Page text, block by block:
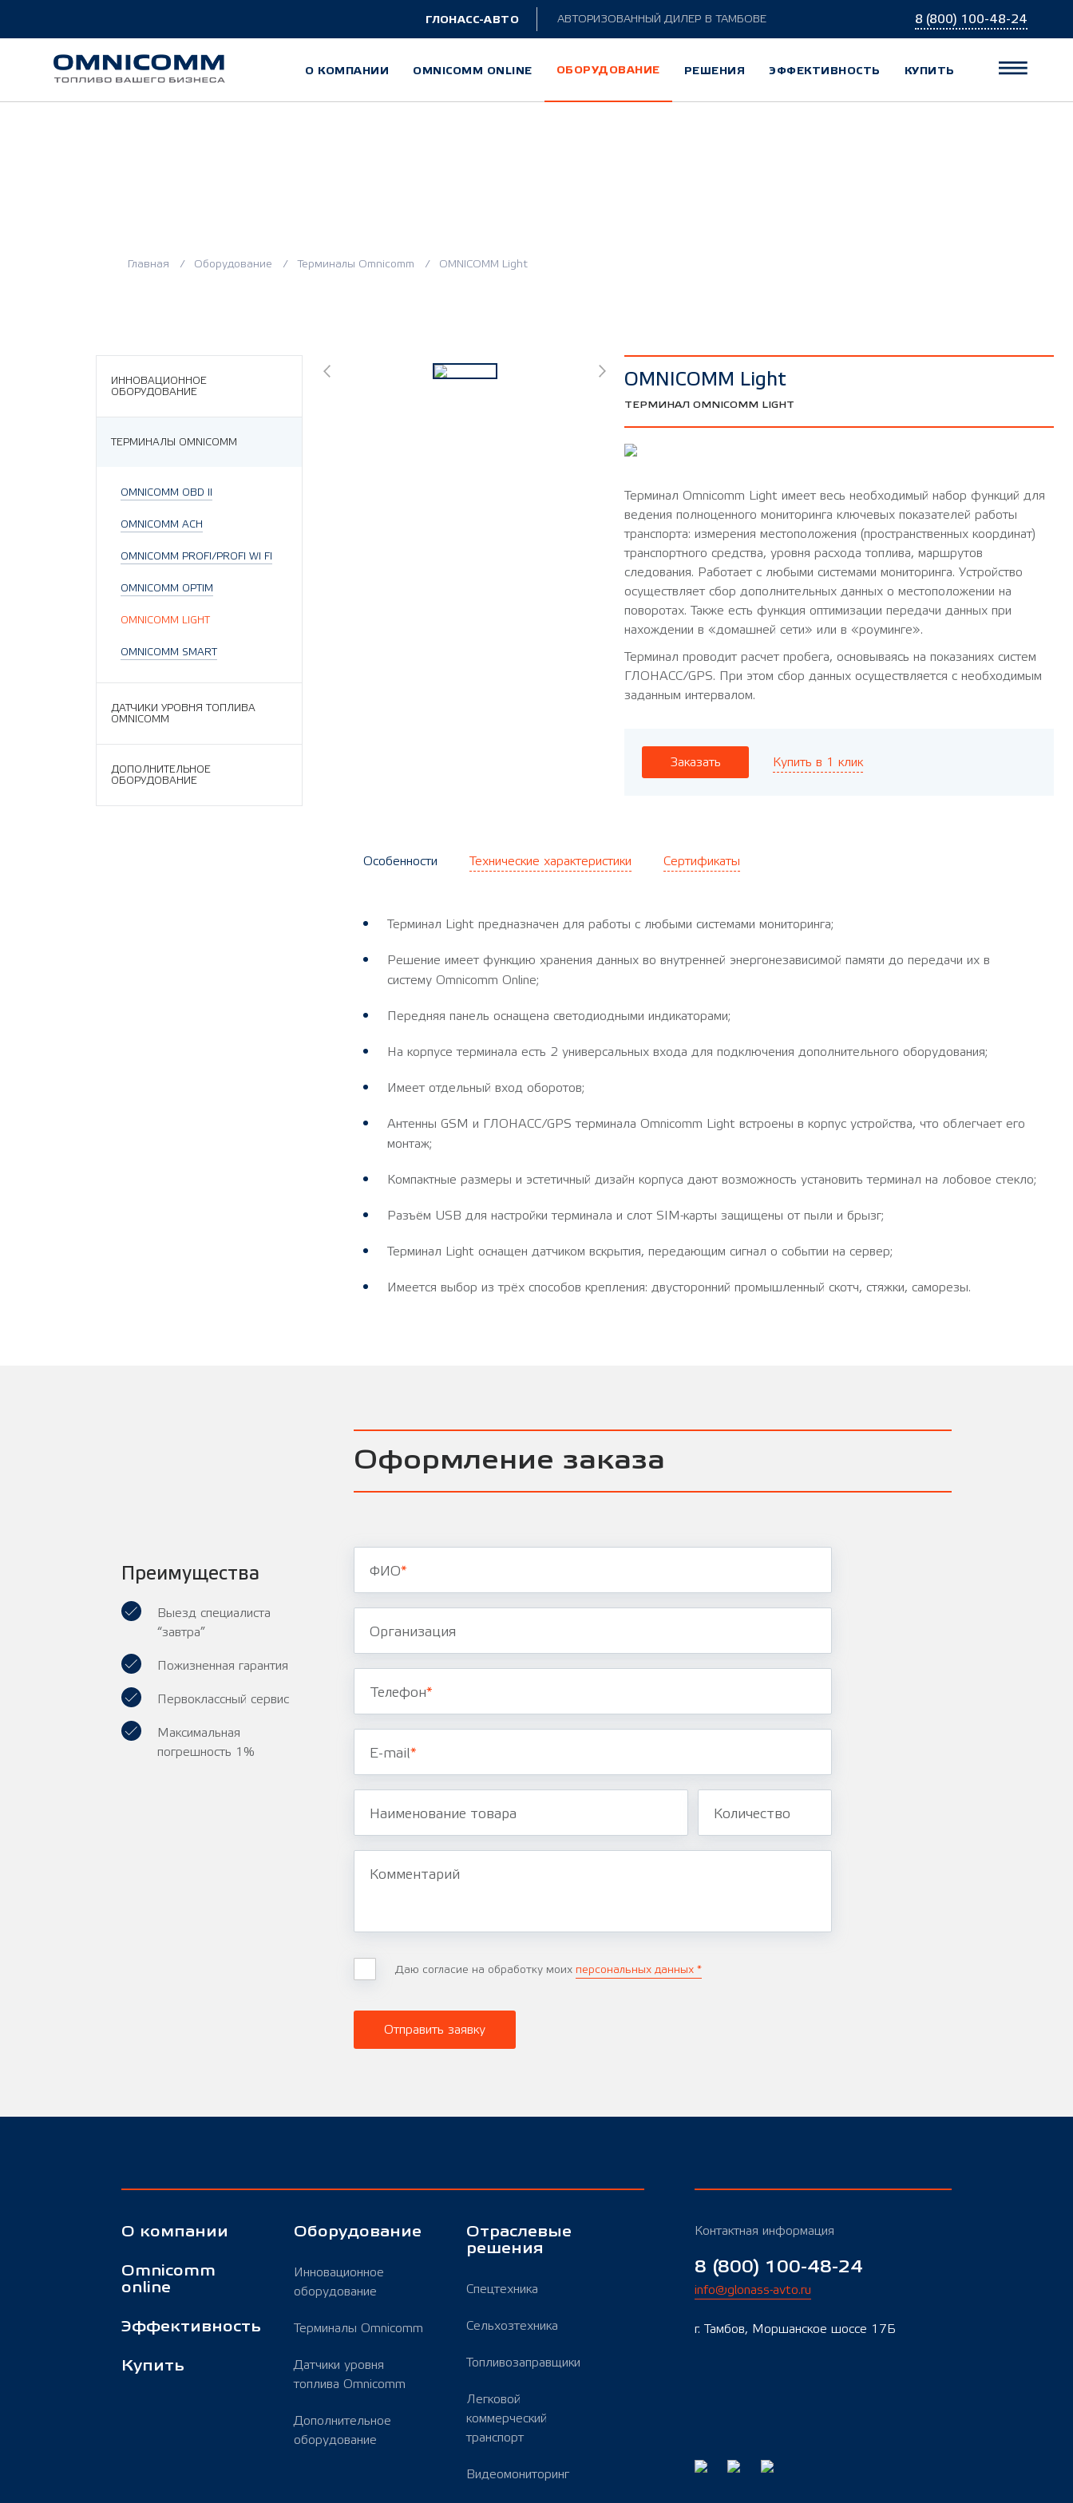
8 (800) 100-48-24
ГЛОНАСС-АВТО АВТОРИЗОВАННЫЙ ДИЛЕР В ТАМБОВЕ
О КОМПАНИИ OMNICOMM ONLINE ОБОРУДОВАНИЕ РЕШЕНИЯ ЭФФЕКТИВНОСТЬ КУПИТЬ
Главная Оборудование Терминалы Omnicomm OMNICOMM Light
ИННОВАЦИОННОЕ
ОБОРУДОВАНИЕ
ТЕРМИНАЛЫ OMNICOMM
OMNICOMM OBD II
OMNICOMM АСН
OMNICOMM PROFI/PROFI WI FI
OMNICOMM OPTIM
OMNICOMM LIGHT
OMNICOMM SMART
ДАТЧИКИ УРОВНЯ ТОПЛИВА
OMNICOMM
ДОПОЛНИТЕЛЬНОЕ
ОБОРУДОВАНИЕ
OMNICOMM Light
ТЕРМИНАЛ OMNICOMM LIGHT
Терминал Omnicomm Light имеет весь необходимый набор функций для
ведения полноценного мониторинга ключевых показателей работы
транспорта: измерения местоположения (пространственных координат)
транспортного средства, уровня расхода топлива, маршрутов
следования. Работает с любыми системами мониторинга. Устройство
осуществляет сбор дополнительных данных о местоположении на
поворотах. Также есть функция оптимизации передачи данных при
нахождении в «домашней сети» или в «роуминге».
Терминал проводит расчет пробега, основываясь на показаниях систем
ГЛОНАСС/GPS. При этом сбор данных осуществляется с необходимым
заданным интервалом.
Заказать Купить в 1 клик
Особенности Технические характеристики Сертификаты
Терминал Light предназначен для работы с любыми системами мониторинга;
Решение имеет функцию хранения данных во внутренней энергонезависимой памяти до передачи их в
систему Omnicomm Online;
Передняя панель оснащена светодиодными индикаторами;
На корпусе терминала есть 2 универсальных входа для подключения дополнительного оборудования;
Имеет отдельный вход оборотов;
Антенны GSM и ГЛОНАСС/GPS терминала Omnicomm Light встроены в корпус устройства, что облегчает его
монтаж;
Компактные размеры и эстетичный дизайн корпуса дают возможность установить терминал на лобовое стекло;
Разъём USB для настройки терминала и слот SIM-карты защищены от пыли и брызг;
Терминал Light оснащен датчиком вскрытия, передающим сигнал о событии на сервер;
Имеется выбор из трёх способов крепления: двусторонний промышленный скотч, стяжки, саморезы.
Оформление заказа
Преимущества
Выезд специалиста
“завтра”
Пожизненная гарантия
Первоклассный сервис
Максимальная
погрешность 1%
ФИО*
Организация
Телефон*
E-mail*
Наименование товара Количество
Комментарий
Даю согласие на обработку моих персональных данных *
Отправить заявку
О компании
Omnicomm
online
Эффективность
Купить
Оборудование
Инновационное
оборудование
Терминалы Omnicomm
Датчики уровня
топлива Omnicomm
Дополнительное
оборудование
Отраслевые
решения
Спецтехника
Сельхозтехника
Топливозаправщики
Легковой
коммерческий
транспорт
Видеомониторинг
Контактная информация
8 (800) 100-48-24
info@glonass-avto.ru
г. Тамбов, Моршанское шоссе 17Б